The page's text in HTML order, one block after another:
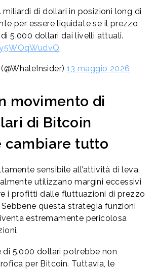
miliardi di dollari in posizioni long di
per essere liquidate se il prezzo
5.000 dollari dai livelli attuali.
13 maggio 2026
movimento di
di Bitcoin
cambiare tutto
sensibile all’attività di leva.
utilizzano margini eccessivi
i profitti dalle fluttuazioni di prezzo
questa strategia funzioni
estremamente pericolosa
di 5.000 dollari potrebbe non
per Bitcoin. Tuttavia, le